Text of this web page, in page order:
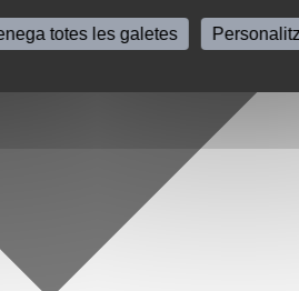
totes les galetes